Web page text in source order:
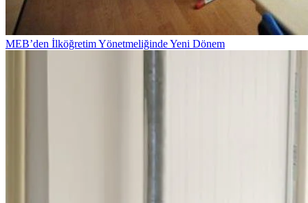
MEB’den İlköğretim Yönetmeliğinde Yeni Dönem